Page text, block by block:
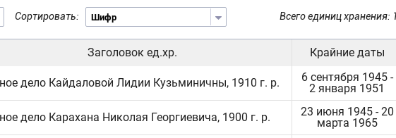
Сортировать: Всего единиц хранения:
Заголовок ед.хр. Крайние даты
дело Кайдаловой Лидии Кузьминичны, 1910 г. р.
6 сентября 1945 -
2 января 1951
дело Карахана Николая Георгиевича, 1900 г. р.
23 июня 1945 - 20
марта 1965